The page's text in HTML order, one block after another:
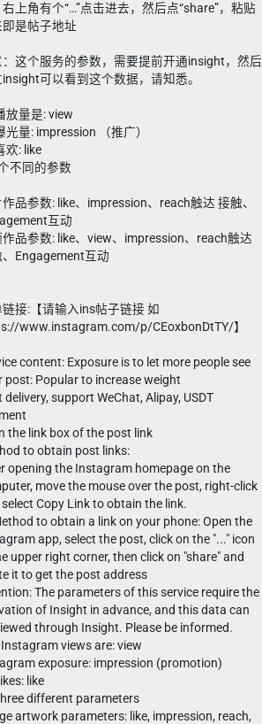
上角有个“…”点击进去，然后点“share”，粘贴
即是帖子地址
：这个服务的参数，需要提前开通insight，然后
可以看到这个数据，请知悉。
放量是: view
光量: impression （推广）
欢: like
不同的参数
作品参数: like、impression、reach触达 接触、
互动
品参数: like、view、impression、reach触达
Engagement互动
接:【请输入ins帖子链接 如
www.instagram.com/p/CEoxbonDtTY/】
content: Exposure is to let more people see
post: Popular to increase weight
delivery, support WeChat, Alipay, USDT
the link box of the post link
to obtain post links:
opening the Instagram homepage on the
move the mouse over the post, right-click
Copy Link to obtain the link.
to obtain a link on your phone: Open the
app, select the post, click on the "..." icon
upper right corner, then click on "share" and
it to get the post address
The parameters of this service require the
of Insight in advance, and this data can
through Insight. Please be informed.
views are: view
exposure: impression (promotion)
like
different parameters
artwork parameters: like, impression, reach,